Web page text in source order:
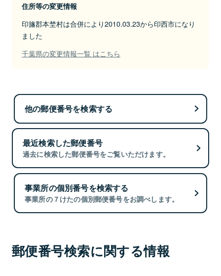
住所等の変更情報
印旛郡本埜村は合併により2010.03.23から印西市になり
ました
千葉県の変更情報一覧 はこちら
他の郵便番号を検索する
最近検索した郵便番号
過去に検索した郵便番号をご覧いただけます。
事業所の個別番号を検索する
事業所の７けたの個別郵便番号をお調べします。
郵便番号検索に関する情報